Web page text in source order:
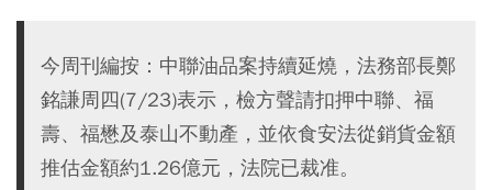
今周刊編按：中聯油品案持續延燒，法務部長鄭
銘謙周四(7/23)表示，檢方聲請扣押中聯、福
壽、福懋及泰山不動產，並依食安法從銷貨金額
推估金額約1.26億元，法院已裁准。